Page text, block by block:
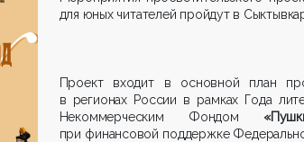
для юных читателей пройдут в
Проект входит в основной план
в регионах России в рамках Года
Некоммерческим Фондом
при финансовой поддержке